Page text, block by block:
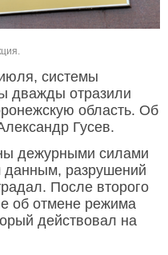
системы
дважды отразили
область. Об
Гусев.
дежурными силами
разрушений
После второго
об отмене режима
действовал на